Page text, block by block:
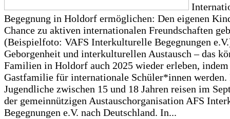
Begegnung in Holdorf ermöglichen: Den eigenen
Chance zu aktiven internationalen Freundschaften
(Beispielfoto: VAFS Interkulturelle Begegnungen
Geborgenheit und interkulturellen Austausch – das
Familien in Holdorf auch 2025 wieder erleben,
Gastfamilie für internationale Schüler*innen werden.
Jugendliche zwischen 15 und 18 Jahren reisen im
der gemeinnützigen Austauschorganisation AFS
Begegnungen e.V. nach Deutschland. In...